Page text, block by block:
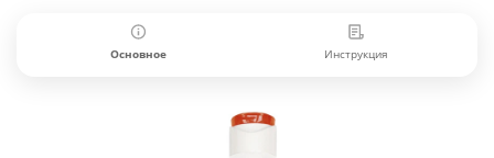
Основное Инструкция